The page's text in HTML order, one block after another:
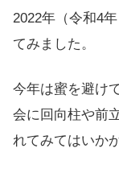
2022年（令和4
てみました。
今年は蜜を避け
会に回向柱や前
れてみてはいか